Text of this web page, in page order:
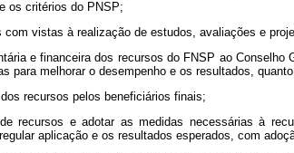
os critérios do PNSP;
vistas à realização de estudos, avaliações e
e financeira dos recursos do FNSP ao
para melhorar o desempenho e os resultados,
recursos pelos beneficiários finais;
recursos e adotar as medidas necessárias à
aplicação e os resultados esperados, com